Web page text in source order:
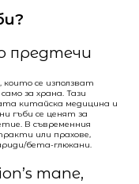
предтечи
които се използват
за храна. Тази
китайска медицина и
гъби се ценят за
В съвременния
или прахове,
бета-глюкани.
mane,